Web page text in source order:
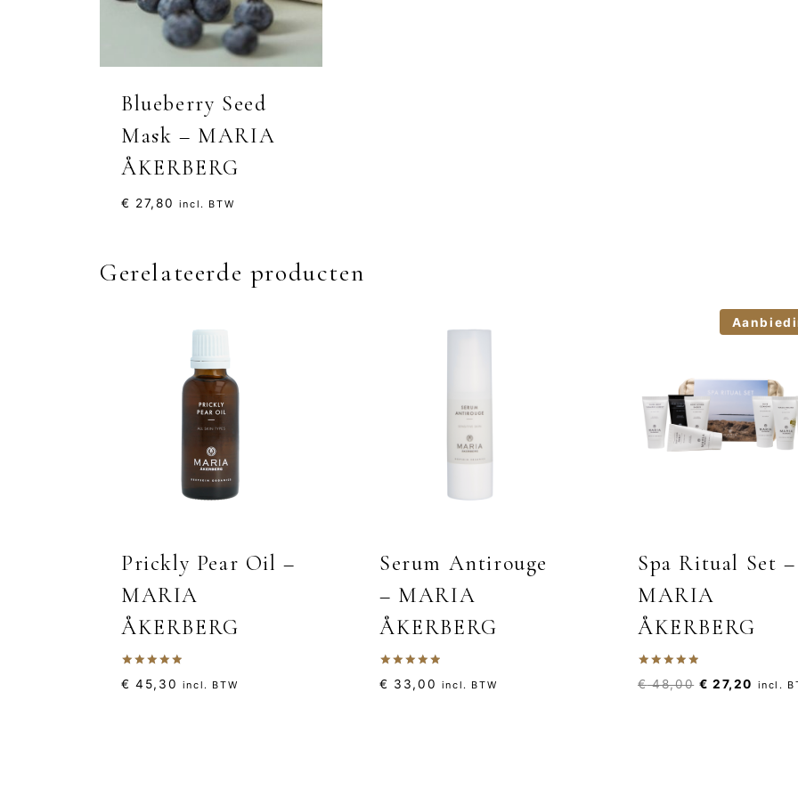
Blueberry Seed
Mask – MARIA
ÅKERBERG
€ 27,80 incl. BTW
Gerelateerde producten
Prickly Pear Oil –
MARIA
ÅKERBERG
Gewaardeerd
5.00
€ 45,30 incl. BTW
Serum Antirouge
– MARIA
ÅKERBERG
Gewaardeerd
5.00
€ 33,00 incl. BTW
Spa Ritual Set –
MARIA
ÅKERBERG
Gewaardeerd
5.00
€48,00 € 27,20 incl.